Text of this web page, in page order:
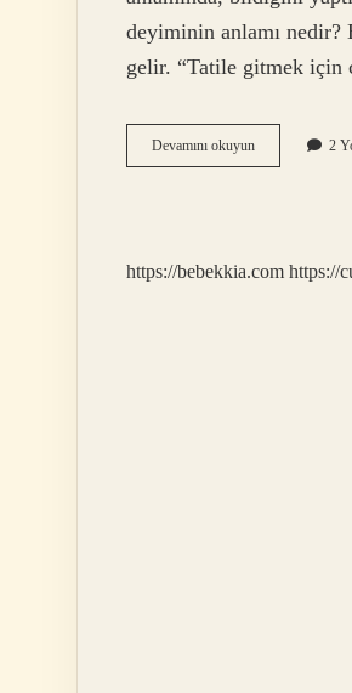
deyiminin anlamı nedir?
gelir. “Tatile gitmek için
Devamını okuyunDünya
Ahret
2
https://bebekkia.com https://